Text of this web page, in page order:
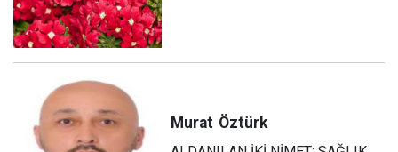
Murat Öztürk